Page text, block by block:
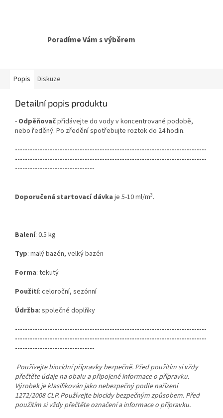
Poradíme Vám s výběrem
Popis Diskuze
Detailní popis produktu
- Odpěňovačpřidávejte do vody v koncentrované podobě,
nebo ředěný. Po zředění spotřebujte roztok do 24 hodin.
-----------------------------------------------------------------------------
-----------------------------------------------------------------------------
--------------------------------
Doporučená startovací dávka je 5-10 ml/m3.
Balení: 0.5 kg
Typ: malý bazén, velký bazén
Forma: tekutý
Použití: celoroční, sezónní
Údržba: společné doplňky
-----------------------------------------------------------------------------
-----------------------------------------------------------------------------
--------------------------------
Používejte biocidní přípravky bezpečně. Před použitím si vždy
přečtěte údaje na obalu a připojené informace o přípravku.
Výrobek je klasifikován jako nebezpečný podle nařízení
1272/2008 CLP. Používejte biocidy bezpečným způsobem. Před
použitím si vždypřečtěte označení a informace o přípravku.